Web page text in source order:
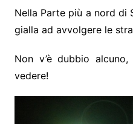
Nella Parte più a nord di
gialla ad avvolgere le
Non v’è dubbio
vedere!